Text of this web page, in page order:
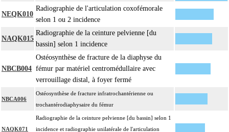
NEQK010
Radiographie de l'articulation coxofémorale
selon 1 ou 2 incidence
NAQK015
Radiographie de la ceinture pelvienne [du
bassin] selon 1 incidence
NBCB004
Ostéosynthèse de fracture de la diaphyse du
fémur par matériel centromédullaire avec
verrouillage distal, à foyer fermé
NBCA006
Ostéosynthèse de fracture infratrochantérienne ou
trochantérodiaphysaire du fémur
NAQK071
Radiographie de la ceinture pelvienne [du bassin] selon 1
incidence et radiographie unilatérale de l'articulation